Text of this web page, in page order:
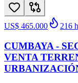
US$ 465.000 216
CUMBAYA -
VENTA